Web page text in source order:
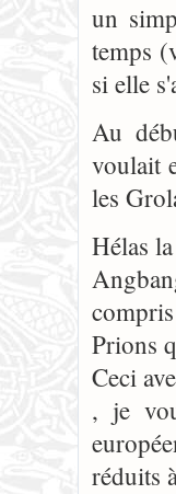
un
temps
si elle
Au
voulait
les
Hélas
Prions
Ceci
, je
réduits